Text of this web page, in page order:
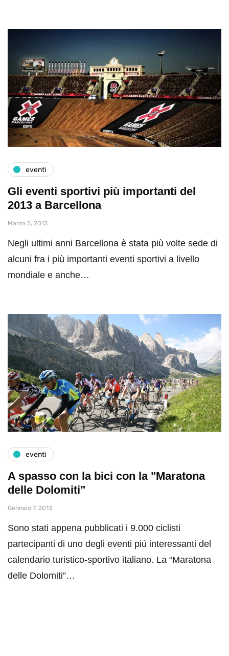
eventi
Gli eventi sportivi più importanti del
2013 a Barcellona
Marzo 5, 2013
Negli ultimi anni Barcellona è stata più volte sede di
alcuni fra i più importanti eventi sportivi a livello
mondiale e anche…
eventi
A spasso con la bici con la "Maratona
delle Dolomiti"
Gennaio 7, 2013
Sono stati appena pubblicati i 9.000 ciclisti
partecipanti di uno degli eventi più interessanti del
calendario turistico-sportivo italiano. La “Maratona
delle Dolomiti”…